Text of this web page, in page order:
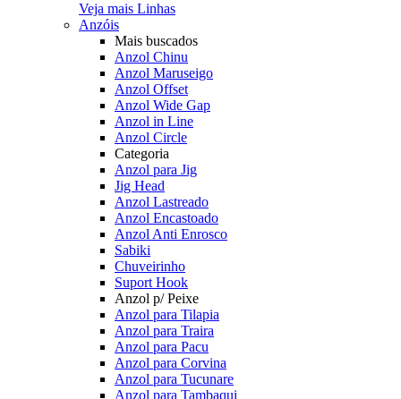
Veja mais Linhas
Anzóis
Mais buscados
Anzol Chinu
Anzol Maruseigo
Anzol Offset
Anzol Wide Gap
Anzol in Line
Anzol Circle
Categoria
Anzol para Jig
Jig Head
Anzol Lastreado
Anzol Encastoado
Anzol Anti Enrosco
Sabiki
Chuveirinho
Suport Hook
Anzol p/ Peixe
Anzol para Tilapia
Anzol para Traira
Anzol para Pacu
Anzol para Corvina
Anzol para Tucunare
Anzol para Tambaqui